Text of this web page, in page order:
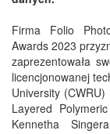
Firma Folio
Awards 2023
zaprezentowała
licencjonowanej
University
Layered
Kennetha